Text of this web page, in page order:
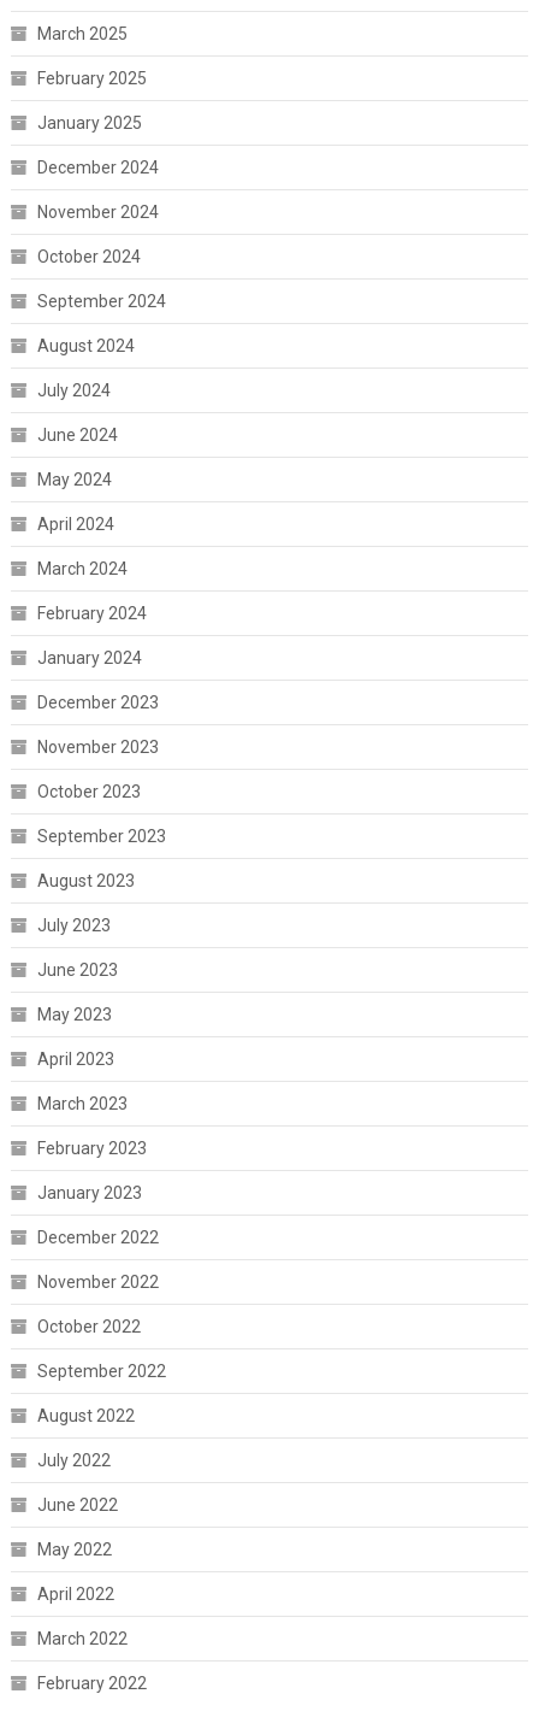
March 2025
February 2025
January 2025
December 2024
November 2024
October 2024
September 2024
August 2024
July 2024
June 2024
May 2024
April 2024
March 2024
February 2024
January 2024
December 2023
November 2023
October 2023
September 2023
August 2023
July 2023
June 2023
May 2023
April 2023
March 2023
February 2023
January 2023
December 2022
November 2022
October 2022
September 2022
August 2022
July 2022
June 2022
May 2022
April 2022
March 2022
February 2022